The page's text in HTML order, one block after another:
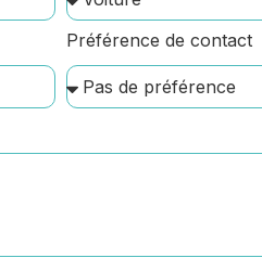
Préférence de contact